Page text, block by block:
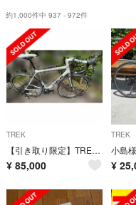
約1,000件中 937 - 972件
TREK
【引き取り限定】TREK MADONE 4.5 カーボンロードバイク54cm
¥ 85,000
TREK
小島
¥